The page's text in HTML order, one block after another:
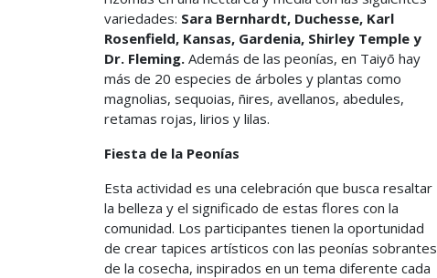
variedades: Sara Bernhardt, Duchesse, Karl
Rosenfield, Kansas, Gardenia, Shirley Temple y
Dr. Fleming. Además de las peonías, en Taiyō hay
más de 20 especies de árboles y plantas como
magnolias, sequoias, ñires, avellanos, abedules,
retamas rojas, lirios y lilas.
Fiesta de la Peonías
Esta actividad es una celebración que busca resaltar
la belleza y el significado de estas flores con la
comunidad. Los participantes tienen la oportunidad
de crear tapices artísticos con las peonías sobrantes
de la cosecha, inspirados en un tema diferente cada